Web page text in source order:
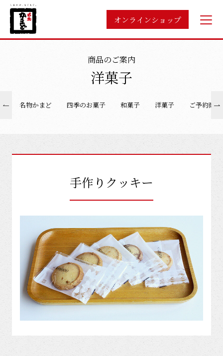
オンラインショップ
商品のご案内
洋菓子
名物かまど 四季のお菓子 和菓子 洋菓子 ご予約商品
手作りクッキー